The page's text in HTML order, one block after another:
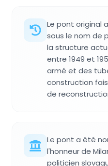
Le pont original
sous le nom de
la structure
entre 1949 et
armé et des
construction
de
Le pont a été
l'honneur de
politicien